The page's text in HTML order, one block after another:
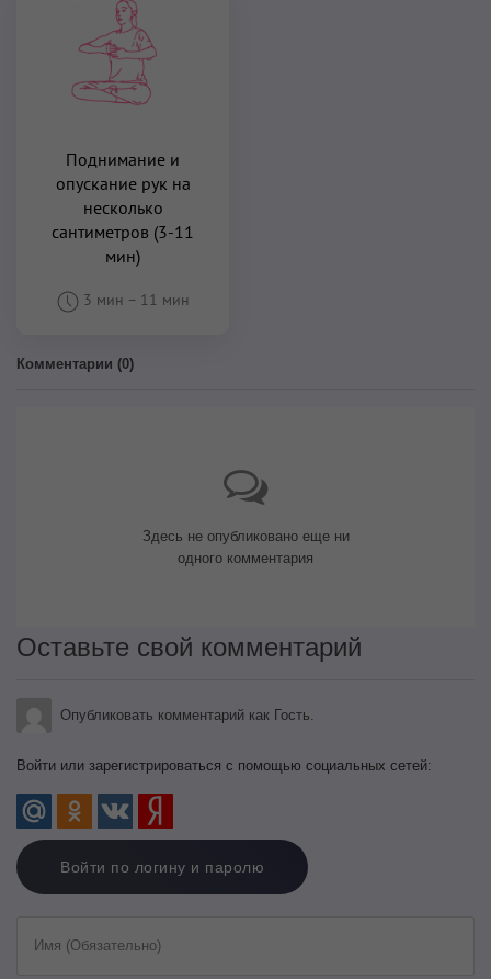
Поднимание и
опускание рук на
несколько
сантиметров (3-11
мин)
3 мин – 11 мин
Комментарии (0)
Здесь не опубликовано еще ни
одного комментария
Оставьте свой комментарий
Опубликовать комментарий как Гость.
Войти или зарегистрироваться с помощью социальных сетей:
Войти по логину и паролю
Имя (Обязательно)